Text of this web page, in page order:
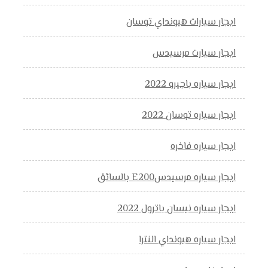
ايجار سيارات هيونداي توسان
ايجار سيارت مرسيدس
ايجار سياره باجيرو 2022
ايجار سياره توسان 2022
ايجار سياره فاخره
ايجار سياره مرسيدسE200 بالسائق
ايجار سياره نيسان باترول 2022
ايجار سياره هيونداي النترا